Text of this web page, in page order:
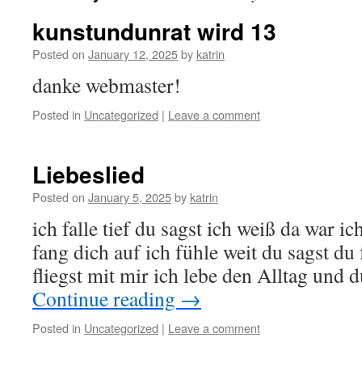
kunstundunrat wird 13
Posted on January 12, 2025by katrin
danke webmaster!
Posted in Uncategorized | Leave a comment
Liebeslied
Posted on January 5, 2025by katrin
ich falle tief du sagst ich weiß da war
fang dich auf ich fühle weit du sagst du
fliegst mit mir ich lebe den Alltag und
Continue reading →
Posted in Uncategorized | Leave a comment